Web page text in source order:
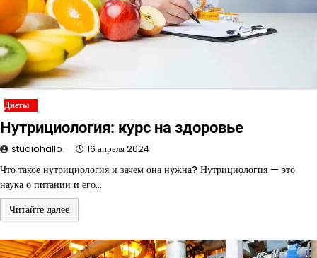
Диеты
Нутрициология: курс на здоровье
studiohallo_ 16 апреля 2024
Что такое нутрициология и зачем она нужна? Нутрициология — это
наука о питании и его…
Читайте далее